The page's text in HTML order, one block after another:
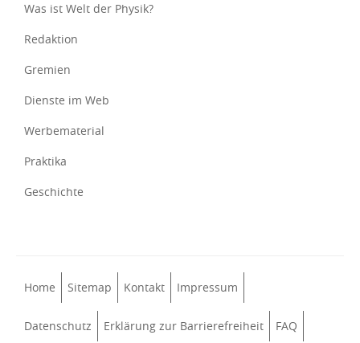
Was ist Welt der Physik?
Redaktion
Gremien
Dienste im Web
Werbematerial
Praktika
Geschichte
Home Sitemap Kontakt Impressum
Datenschutz Erklärung zur Barrierefreiheit FAQ